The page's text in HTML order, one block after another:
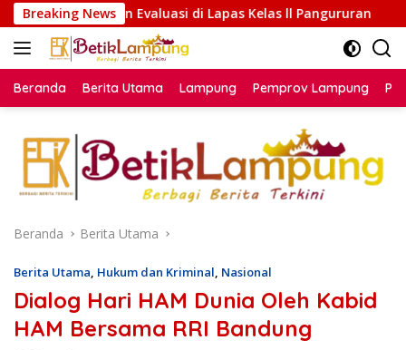
Langsung
ke
konten
Breaking News
di Lapas Kelas ll Pangururan Sensus Ekonomi
Beranda Berita Utama Lampung Pemprov Lampung
Beranda Berita Utama
Berita Utama, Hukum dan Kriminal, Nasional
Dialog Hari HAM Dunia Oleh Kabid
HAM Bersama RRI Bandung